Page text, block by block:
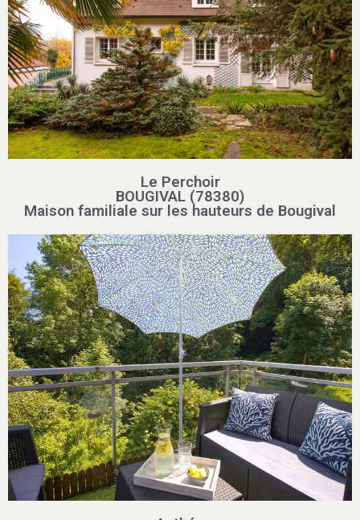
Le Perchoir
BOUGIVAL (78380)
Maison familiale sur les hauteurs de Bougival